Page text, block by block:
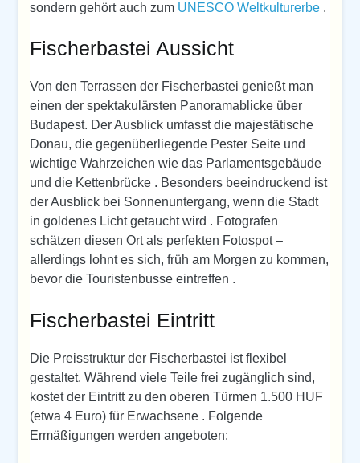
sondern gehört auch zum UNESCO Weltkulturerbe .
Fischerbastei Aussicht
Von den Terrassen der Fischerbastei genießt man
einen der spektakulärsten Panoramablicke über
Budapest. Der Ausblick umfasst die majestätische
Donau, die gegenüberliegende Pester Seite und
wichtige Wahrzeichen wie das Parlamentsgebäude
und die Kettenbrücke . Besonders beeindruckend ist
der Ausblick bei Sonnenuntergang, wenn die Stadt
in goldenes Licht getaucht wird . Fotografen
schätzen diesen Ort als perfekten Fotospot –
allerdings lohnt es sich, früh am Morgen zu kommen,
bevor die Touristenbusse eintreffen .
Fischerbastei Eintritt
Die Preisstruktur der Fischerbastei ist flexibel
gestaltet. Während viele Teile frei zugänglich sind,
kostet der Eintritt zu den oberen Türmen 1.500 HUF
(etwa 4 Euro) für Erwachsene . Folgende
Ermäßigungen werden angeboten: